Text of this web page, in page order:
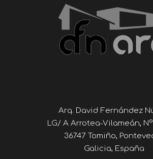
Arq. David Fernández
LG/ A Arrotea-Vilameán,
36747 Tomiño,
Galicia, España